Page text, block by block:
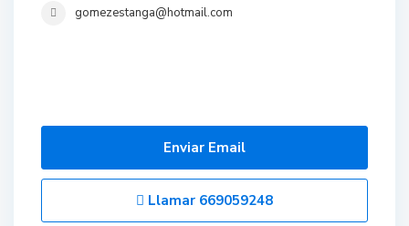
gomezestanga@hotmail.com
Enviar Email
Llamar 669059248